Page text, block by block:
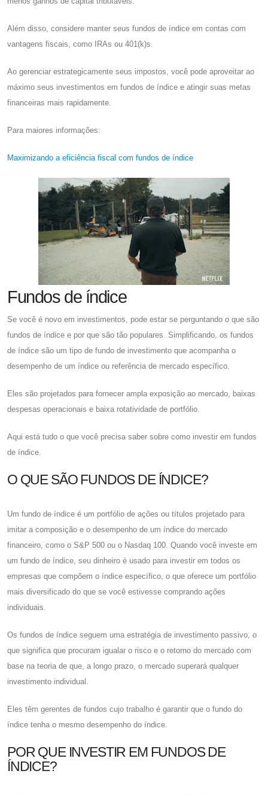
Além disso, considere manter seus fundos de índice em contas com
vantagens fiscais, como IRAs ou 401(k)s.
Ao gerenciar estrategicamente seus impostos, você pode aproveitar ao
máximo seus investimentos em fundos de índice e atingir suas metas
financeiras mais rapidamente.
Para maiores informações:
Maximizando a eficiência fiscal com fundos de índice
Fundos de índice
Se você é novo em investimentos, pode estar se perguntando o que são
fundos de índice e por que são tão populares. Simplificando, os fundos
de índice são um tipo de fundo de investimento que acompanha o
desempenho de um índice ou referência de mercado específico.
Eles são projetados para fornecer ampla exposição ao mercado, baixas
despesas operacionais e baixa rotatividade de portfólio.
Aqui está tudo o que você precisa saber sobre como investir em fundos
de índice.
O QUE SÃO FUNDOS DE ÍNDICE?
Um fundo de índice é um portfólio de ações ou títulos projetado para
imitar a composição e o desempenho de um índice do mercado
financeiro, como o S&P 500 ou o Nasdaq 100. Quando você investe em
um fundo de índice, seu dinheiro é usado para investir em todos os
empresas que compõem o índice específico, o que oferece um portfólio
mais diversificado do que se você estivesse comprando ações
individuais.
Os fundos de índice seguem uma estratégia de investimento passivo, o
que significa que procuram igualar o risco e o retorno do mercado com
base na teoria de que, a longo prazo, o mercado superará qualquer
investimento individual.
Eles têm gerentes de fundos cujo trabalho é garantir que o fundo do
índice tenha o mesmo desempenho do índice.
POR QUE INVESTIR EM FUNDOS DE
ÍNDICE?